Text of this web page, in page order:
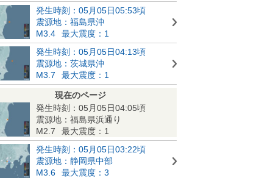
発生時刻：05月05日05:53頃
震源地：福島県沖
M3.4
最大震度：1
発生時刻：05月05日04:13頃
震源地：茨城県沖
M3.7
最大震度：1
現在のページ
発生時刻：05月05日04:05頃
震源地：福島県浜通り
M2.7
最大震度：1
発生時刻：05月05日03:22頃
震源地：静岡県中部
M3.6
最大震度：3